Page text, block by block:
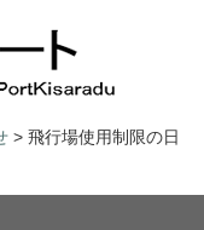
> 飛行場使用制限の日